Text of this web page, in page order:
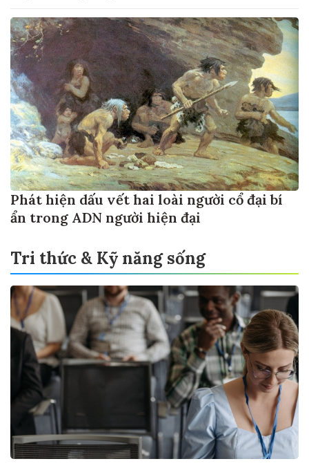
Phát hiện dấu vết hai loài người cổ đại bí
ẩn trong ADN người hiện đại
Tri thức & Kỹ năng sống